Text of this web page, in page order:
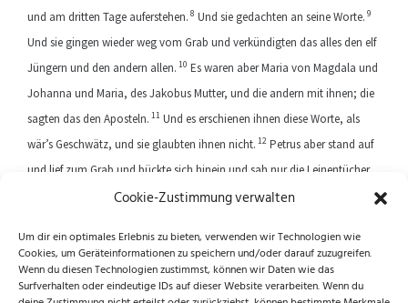
Cookie-Zustimmung verwalten
Um dir ein optimales Erlebnis zu bieten, verwenden wir Technologien wie
Cookies, um Geräteinformationen zu speichern und/oder darauf zuzugreifen.
Wenn du diesen Technologien zustimmst, können wir Daten wie das
Surfverhalten oder eindeutige IDs auf dieser Website verarbeiten. Wenn du
und am dritten Tage auferstehen. 8 Und sie gedachten an seine Worte. 9
Und sie gingen wieder weg vom Grab und verkündigten das alles den elf
Jüngern und den andern allen. 10 Es waren aber Maria von Magdala und
Johanna und Maria, des Jakobus Mutter, und die andern mit ihnen; die
sagten das den Aposteln. 11 Und es erschienen ihnen diese Worte, als
wär’s Geschwätz, und sie glaubten ihnen nicht. 12 Petrus aber stand auf
und lief zum Grab und bückte sich hinein und sah nur die Leinentücher
und ging davon und wunderte sich über das, was geschehen war.
Next article
Previous article